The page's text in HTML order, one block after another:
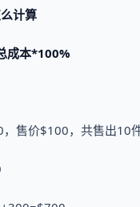
计算
成本*100%
售价$100，共售出10